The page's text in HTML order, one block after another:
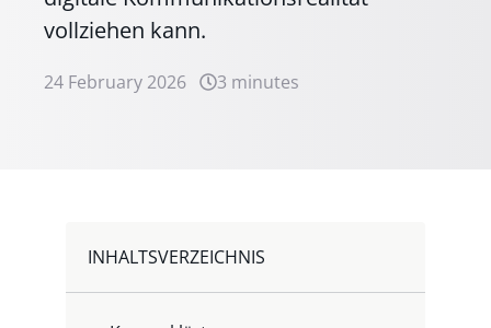
vollziehen kann.
24 February 2026 3 minutes
INHALTSVERZEICHNIS